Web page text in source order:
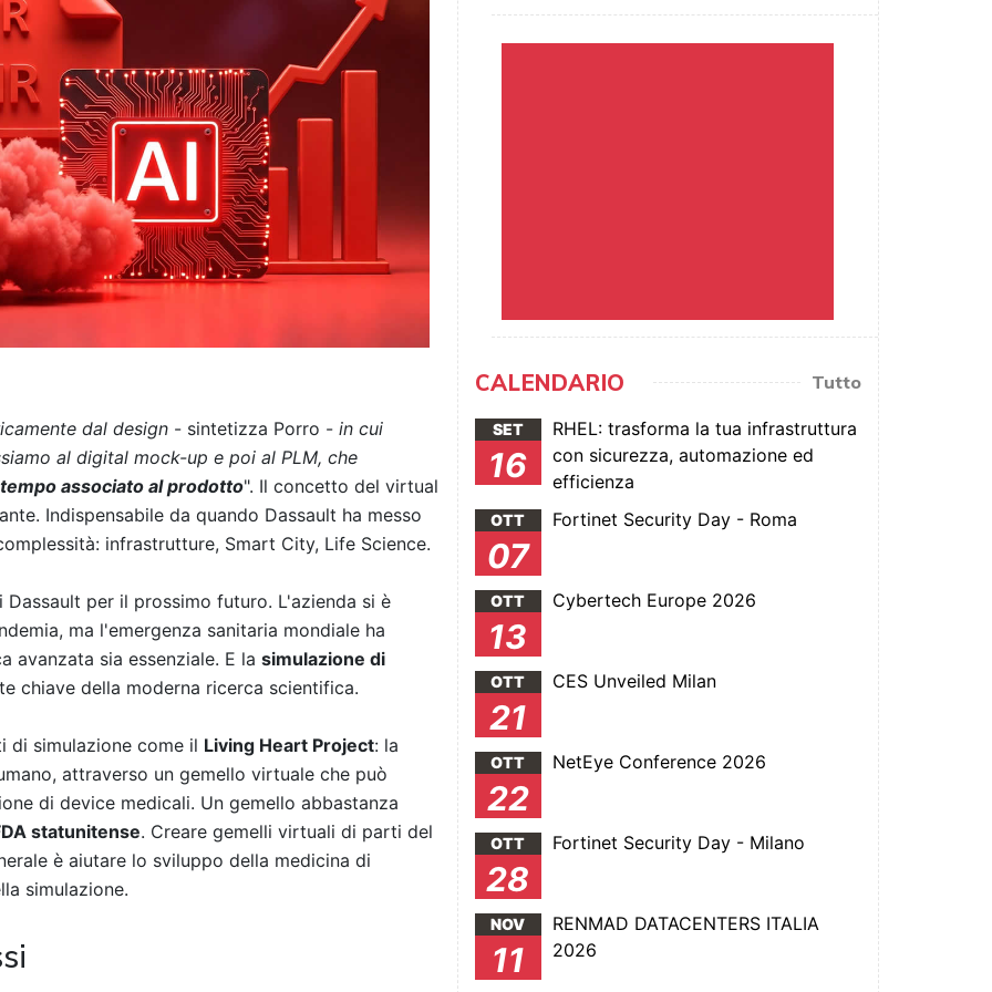
dal design - sintetizza Porro - in cui
al digital mock-up e poi al PLM, che
associato al prodotto". Il concetto del virtual
Indispensabile da quando Dassault ha messo
infrastrutture, Smart City, Life Science.
per il prossimo futuro. L'azienda si è
ma l'emergenza sanitaria mondiale ha
avanzata sia essenziale. E la simulazione di
chiave della moderna ricerca scientifica.
simulazione come il Living Heart Project: la
attraverso un gemello virtuale che può
di device medicali. Un gemello abbastanza
statunitense. Creare gemelli virtuali di parti del
è aiutare lo sviluppo della medicina di
simulazione.
CALENDARIO Tutto
SET
16
RHEL: trasforma la tua infrastruttura
con sicurezza, automazione ed
efficienza
OTT
07
Fortinet Security Day - Roma
OTT
13
Cybertech Europe 2026
OTT
21
CES Unveiled Milan
OTT
22
NetEye Conference 2026
OTT
28
Fortinet Security Day - Milano
NOV
11
RENMAD DATACENTERS ITALIA
2026